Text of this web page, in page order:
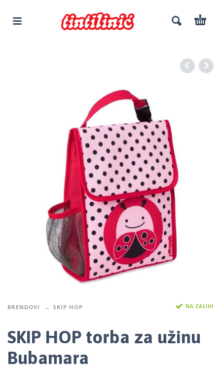
BRENDOVI SKIP HOP NA ZALIHI
SKIP HOP torba za užinu
Bubamara